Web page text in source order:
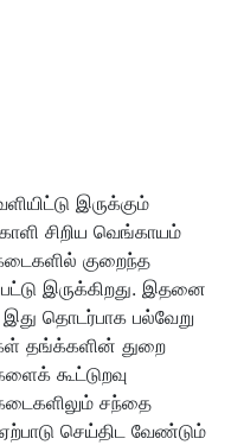
இருக்கும்
சிறிய வெங்காயம்
குறைந்த
இருக்கிறது. இதனை
தொடர்பாக பல்வேறு
தங்க்களின் துறை
கூட்டுறவு
சந்தை
செய்திட வேண்டும்